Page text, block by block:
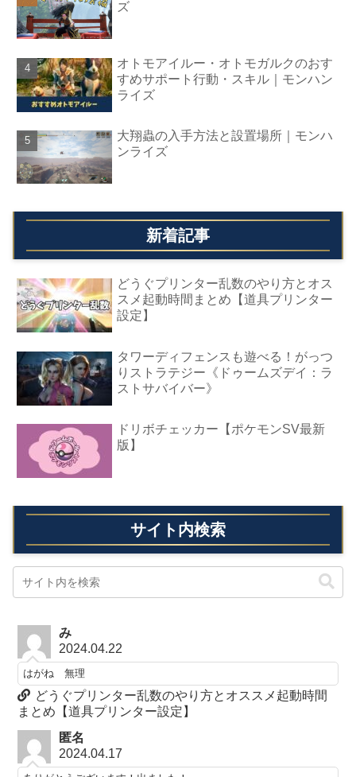
ズ
オトモアイルー・オトモガルクのおす
すめサポート行動・スキル｜モンハン
ライズ
大翔蟲の入手方法と設置場所｜モンハ
ンライズ
新着記事
どうぐプリンター乱数のやり方とオス
スメ起動時間まとめ【道具プリンター
設定】
タワーディフェンスも遊べる！がっつ
りストラテジー《ドゥームズデイ：ラ
ストサバイバー》
ドリボチェッカー【ポケモンSV最新
版】
サイト内検索
み
2024.04.22
はがね 無理
どうぐプリンター乱数のやり方とオススメ起動時間
まとめ【道具プリンター設定】
匿名
2024.04.17